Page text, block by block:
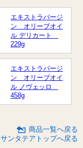
エキストラバージ
ン オリーブオイ
ル デリカート
229g
エキストラバージ
ン オリーブオイ
ル ノヴェッロ
458g
商品一覧へ戻る
サンタテアトップへ戻る